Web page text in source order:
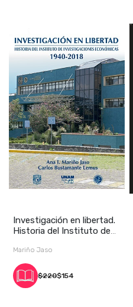
Investigación en libertad.
Historia del Instituto de
Mariño Jaso
$220$154